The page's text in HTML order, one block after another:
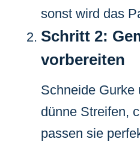
sonst wird das
Schritt 2:
vorbereiten
Schneide Gurke
dünne Streifen,
passen sie